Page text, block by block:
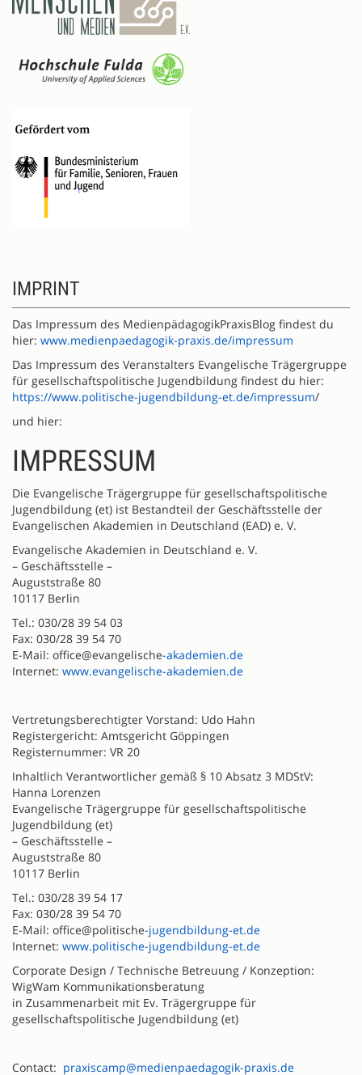
IMPRINT
Das Impressum des MedienpädagogikPraxisBlog findest du
hier: www.medienpaedagogik-praxis.de/impressum
Das Impressum des Veranstalters Evangelische Trägergruppe
für gesellschaftspolitische Jugendbildung findest du hier:
https://www.politische-jugendbildung-et.de/impressum/
und hier:
IMPRESSUM
Die Evangelische Trägergruppe für gesellschaftspolitische
Jugendbildung (et) ist Bestandteil der Geschäftsstelle der
Evangelischen Akademien in Deutschland (EAD) e. V.
Evangelische Akademien in Deutschland e. V.
– Geschäftsstelle –
Auguststraße 80
10117 Berlin
Tel.: 030/28 39 54 03
Fax: 030/28 39 54 70
E-Mail: office@evangelische-akademien.de
Internet: www.evangelische-akademien.de
Vertretungsberechtigter Vorstand: Udo Hahn
Registergericht: Amtsgericht Göppingen
Registernummer: VR 20
Inhaltlich Verantwortlicher gemäß § 10 Absatz 3 MDStV:
Hanna Lorenzen
Evangelische Trägergruppe für gesellschaftspolitische
Jugendbildung (et)
– Geschäftsstelle –
Auguststraße 80
10117 Berlin
Tel.: 030/28 39 54 17
Fax: 030/28 39 54 70
E-Mail: office@politische-jugendbildung-et.de
Internet: www.politische-jugendbildung-et.de
Corporate Design / Technische Betreuung / Konzeption:
WigWam Kommunikationsberatung
in Zusammenarbeit mit Ev. Trägergruppe für
gesellschaftspolitische Jugendbildung (et)
Contact: praxiscamp@medienpaedagogik-praxis.de